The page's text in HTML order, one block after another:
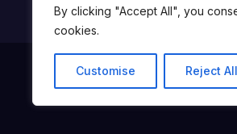
By clicking "Accept All", you
cookies.
Customise Reject All
Proudly powered by WordPress|